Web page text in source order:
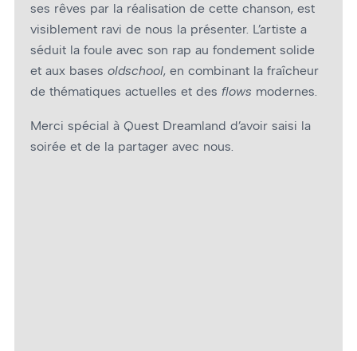
ses rêves par la réalisation de cette chanson, est
visiblement ravi de nous la présenter. L’artiste a
séduit la foule avec son rap au fondement solide
et aux bases oldschool, en combinant la fraîcheur
de thématiques actuelles et des flows modernes.
Merci spécial à Quest Dreamland d’avoir saisi la
soirée et de la partager avec nous.